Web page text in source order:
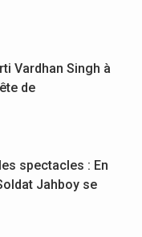
Vardhan Singh à
de
spectacles : En
Jahboy se